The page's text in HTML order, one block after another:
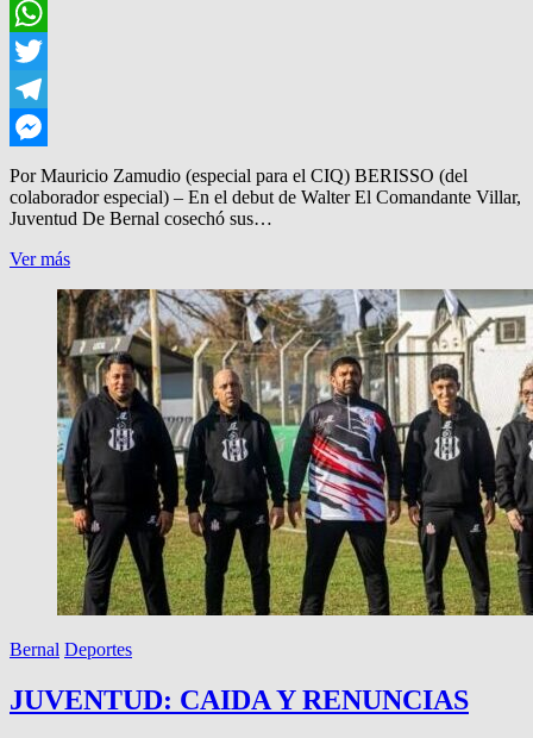
Facebook
WhatsApp
Twitter
Telegram
Messenger
Por Mauricio Zamudio (especial para el CIQ) BERISSO (del
colaborador especial) – En el debut de Walter El Comandante Villar,
Juventud De Bernal cosechó sus…
Ver másJUVENTUD
SU
1a
ESTRELLA
DE
COMANDANTE
Bernal Deportes
JUVENTUD: CAIDA Y RENUNCIAS